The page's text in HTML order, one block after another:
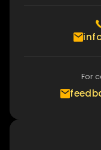
For